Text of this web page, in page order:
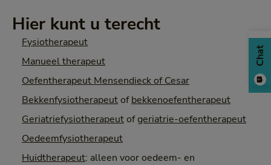
Hier kunt u terecht
Fysiotherapeut
Manueel therapeut
Oefentherapeut Mensendieck of Cesar
Bekkenfysiotherapeutofbekkenoefentherapeut
Geriatriefysiotherapeutofgeriatrie-oefentherapeut
Oedeemfysiotherapeut
Huidtherapeut: alleen voor oedeem- en
Chat